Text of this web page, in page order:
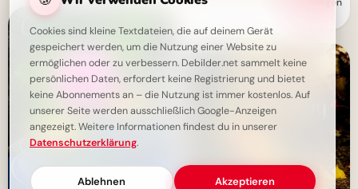
Cookies sind kleine Textdateien, die auf deinem Gerät
gespeichert werden, um die Nutzung einer Website zu
ermöglichen oder zu verbessern. Debilder.net sammelt keine
persönlichen Daten, erfordert keine Registrierung und bietet
keine Abonnements an – die Nutzung ist immer kostenlos. Auf
unserer Seite werden ausschließlich Google-Anzeigen
angezeigt. Weitere Informationen findest du in unserer
Datenschutzerklärung.
Ablehnen Akzeptieren